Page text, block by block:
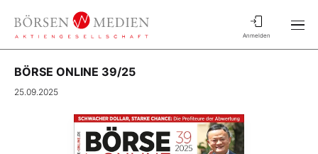
Anmelden
BÖRSE ONLINE 39/25
25.09.2025